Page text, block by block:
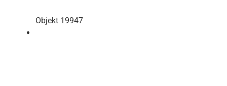
Objekt 19947